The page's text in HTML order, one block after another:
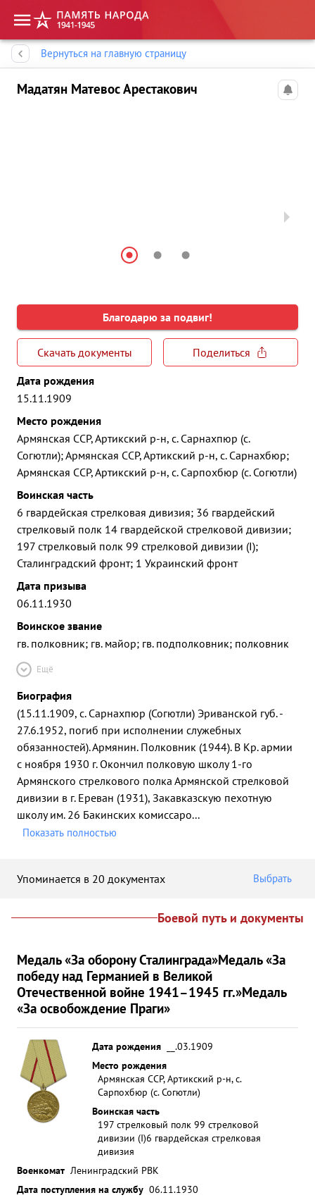
Вернуться на главную страницу
Мадатян Матевос Арестакович
Благодарю за подвиг!
Скачать документы
Поделиться
Дата рождения
15.11.1909
Место рождения
Армянская ССР, Артикский р-н, с. Сарнахпюр (с.
Согютли); Армянская ССР, Артикский р-н, с. Сарнахбюр;
Армянская ССР, Артикский р-н, с. Сарпохбюр (с. Согютли)
Воинская часть
6 гвардейская стрелковая дивизия; 36 гвардейский
стрелковый полк 14 гвардейской стрелковой дивизии;
197 стрелковый полк 99 стрелковой дивизии (I);
Сталинградский фронт; 1 Украинский фронт
Дата призыва
06.11.1930
Воинское звание
гв. полковник; гв. майор; гв. подполковник; полковник
Ещё
Биография
(15.11.1909, с. Сарнахпюр (Согютли) Эриванской губ. -
27.6.1952, погиб при исполнении служебных
обязанностей). Армянин. Полковник (1944). В Кр. армии
с ноября 1930 г. Окончил полковую школу 1-го
Армянского стрелкового полка Армянской стрелковой
дивизии в г. Ереван (1931), Закавказскую пехотную
школу им. 26 Бакинских комиссаро...
Показать полностью
Упоминается в 20 документах Выбрать
Боевой путь и документы
Медаль «За оборону Сталинграда»Медаль «За
победу над Германией в Великой
Отечественной войне 1941–1945 гг.»Медаль
«За освобождение Праги»
Дата рождения
__.03.1909
Место рождения
Армянская ССР, Артикский р-н, с.
Сарпохбюр (с. Согютли)
Воинская часть
197 стрелковый полк 99 стрелковой
дивизии (I)6 гвардейская стрелковая
дивизия
Военкомат Ленинградский РВК
Дата поступления на службу 06.11.1930
Память народа